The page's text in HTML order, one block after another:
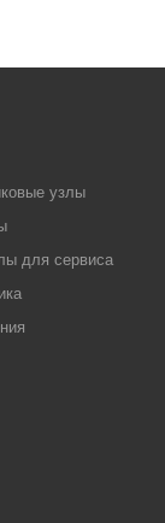
узлы
для сервиса